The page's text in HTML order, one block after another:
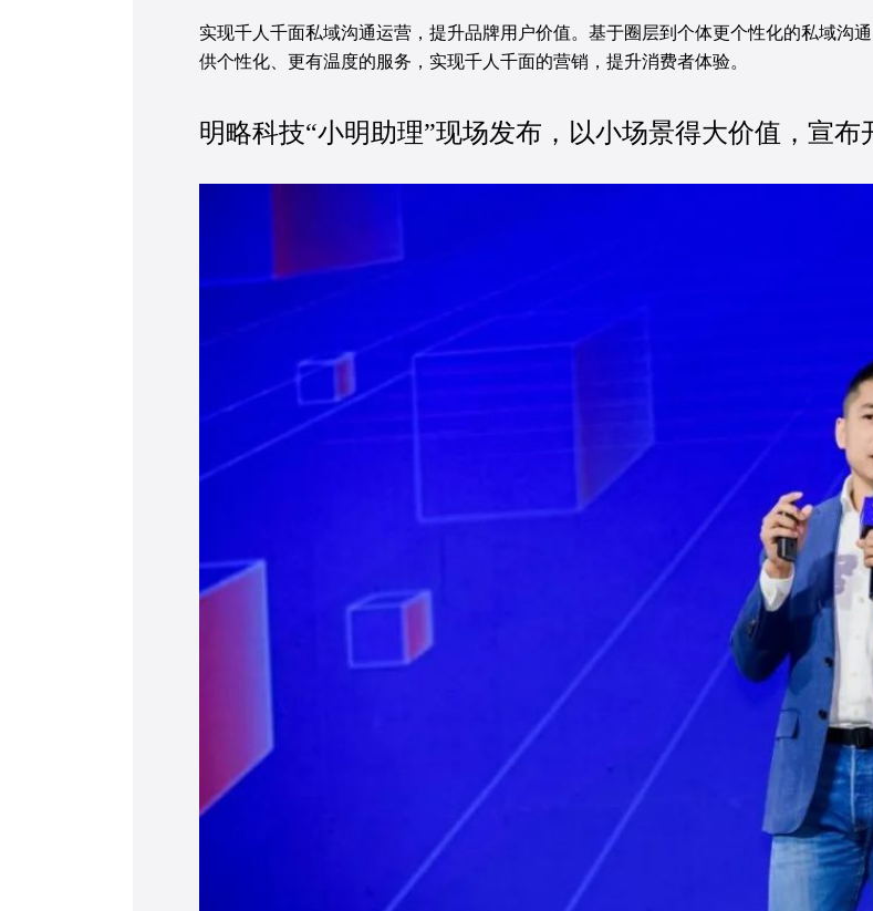
实现千人千面私域沟通运营，提升品牌用户价值。基于圈层到个体更个性化的私域沟
供个性化、更有温度的服务，实现千人千面的营销，提升消费者体验。
明略科技“小明助理”现场发布，以小场景得大价值，宣布